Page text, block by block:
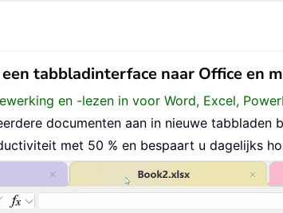
tabbladinterface naar Office en
en -lezen in voor Word, Excel,
documenten aan in nieuwe
met 50 % en bespaart u dagelijks